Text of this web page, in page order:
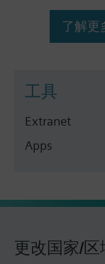
了解更
工具
Extranet
Apps
更改国家/区